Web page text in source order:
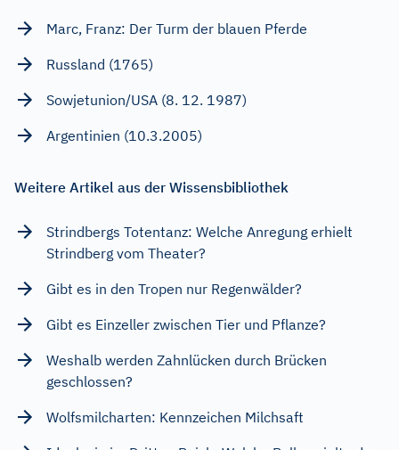
Marc, Franz: Der Turm der blauen Pferde
Russland (1765)
Sowjetunion/USA (8. 12. 1987)
Argentinien (10.3.2005)
Weitere Artikel aus der Wissensbibliothek
Strindbergs Totentanz: Welche Anregung erhielt
Strindberg vom Theater?
Gibt es in den Tropen nur Regenwälder?
Gibt es Einzeller zwischen Tier und Pflanze?
Weshalb werden Zahnlücken durch Brücken
geschlossen?
Wolfsmilcharten: Kennzeichen Milchsaft